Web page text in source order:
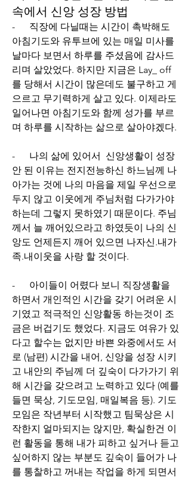
속에서 신앙 성장 방법
-      직장에 다닐때는 시간이 촉박해도
아침기도와 유투브에 있는 매일 미사를
날마다 보면서 하루를 주셨음에 감사드
리며 살았었다. 하지만 지금은 Lay_ off
를 당해서 시간이 많은데도 불구하고 게
으르고 무기력하게 살고 있다. 이제라도
일어나면 아침기도와 함께 성가를 부르
며 하루를 시작하는 삶으로 살아야겠다.
-      나의 삶에 있어서  신앙생활이 성장
안 된 이유는 전지전능하신 하느님께 나
아가는 것에 나의 마음을 제일 우선으로
두지 않고 이웃에게 주님처럼 다가가야
하는데 그렇지 못하였기 때문이다. 주님
께서 늘 깨어있으라고 하였듯이 나의 신
앙도 언제든지 깨어 있으면 나자신.내가
족.내이웃을 사랑 할 것이다.
-      아이들이 어렸다 보니 직장생활을
하면서 개인적인 시간을 갖기 어려운 시
기였고 적극적인 신앙활동 하는것이 조
금은 버겁기도 했었다. 지금도 여유가 있
다고 할수는 없지만 바쁜 와중에서도 서
로 (남편) 시간을 내어, 신앙을 성장 시키
고 내안의 주님께 더 깊숙이 다가가기 위
해 시간을 갖으려고 노력하고 있다 (예를
들면 묵상, 기도모임, 매일복음 등). 기도
모임은 작년부터 시작했고 팀묵상은 시
작한지 얼마되지는 않지만, 확실한건 이
런 활동을 통해 내가 피하고 싶거나 듣고
싶어하지 않는 부분도 깊숙이 들어가 나
를 통찰하고 꺼내는 작업을 하게 되면서